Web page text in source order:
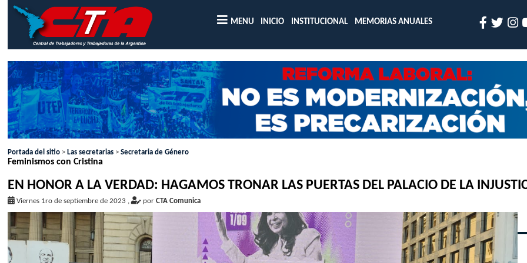
MENU INICIO INSTITUCIONAL MEMORIAS ANUALES
Portada del sitio > Las secretarias >Secretaria de Género
Feminismos con Cristina
EN HONOR A LA VERDAD: HAGAMOS TRONAR LAS PUERTAS DEL PALACIO DE LA
Viernes 1ro de septiembre de 2023 , porCTA Comunica